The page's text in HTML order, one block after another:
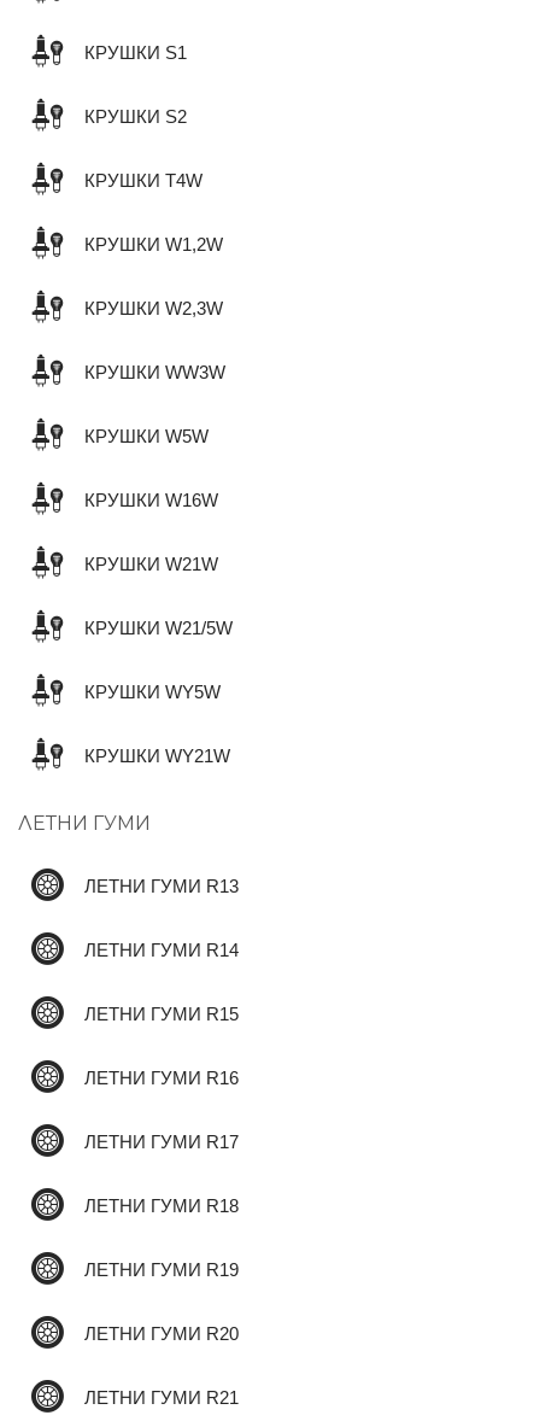
КРУШКИ S1
КРУШКИ S2
КРУШКИ T4W
КРУШКИ W1,2W
КРУШКИ W2,3W
КРУШКИ WW3W
КРУШКИ W5W
КРУШКИ W16W
КРУШКИ W21W
КРУШКИ W21/5W
КРУШКИ WY5W
КРУШКИ WY21W
ЛЕТНИ ГУМИ
ЛЕТНИ ГУМИ R13
ЛЕТНИ ГУМИ R14
ЛЕТНИ ГУМИ R15
ЛЕТНИ ГУМИ R16
ЛЕТНИ ГУМИ R17
ЛЕТНИ ГУМИ R18
ЛЕТНИ ГУМИ R19
ЛЕТНИ ГУМИ R20
ЛЕТНИ ГУМИ R21